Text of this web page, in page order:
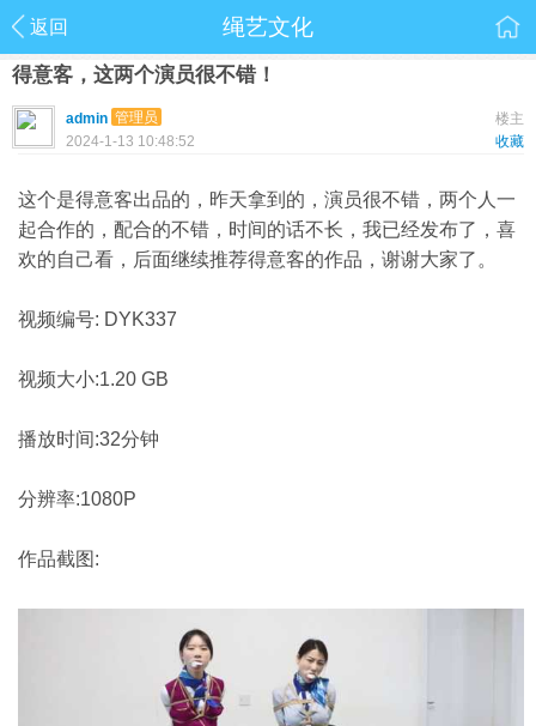
返回 绳艺文化
得意客，这两个演员很不错！
楼主
admin 管理员
收藏
2024-1-13 10:48:52
这个是得意客出品的，昨天拿到的，演员很不错，两个人一
起合作的，配合的不错，时间的话不长，我已经发布了，喜
欢的自己看，后面继续推荐得意客的作品，谢谢大家了。
视频编号: DYK337
视频大小:1.20 GB
播放时间:32分钟
分辨率:1080P
作品截图: